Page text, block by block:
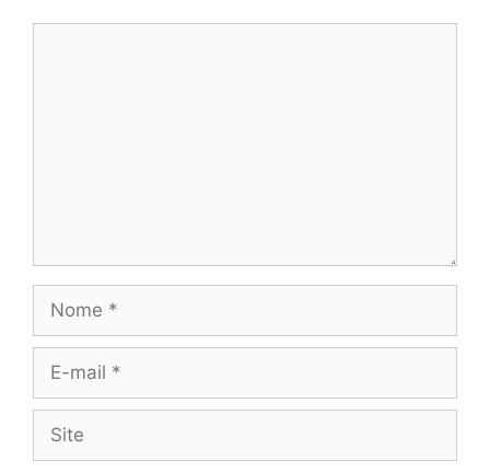
mail